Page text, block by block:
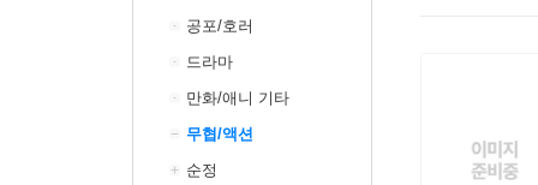
공포/호러
드라마
만화/애니 기타
무협/액션
순정